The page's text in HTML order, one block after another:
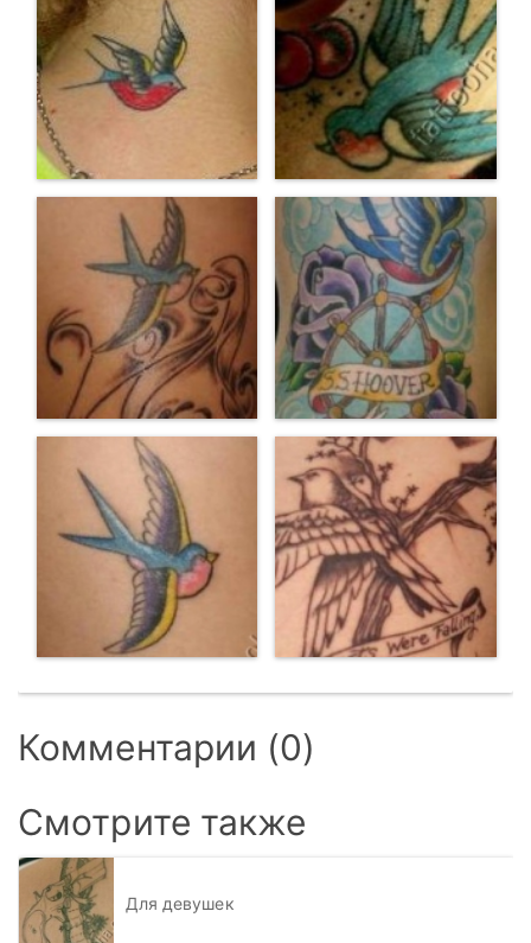
Комментарии (0)
Смотрите также
Для девушек